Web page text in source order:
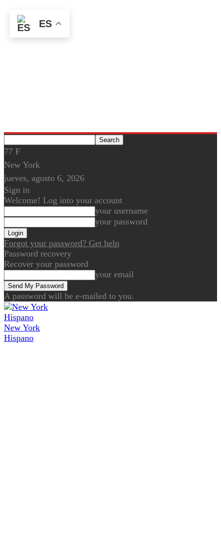
77 F
New York
jueves, agosto 6, 2026
Sign in
Welcome! Log into your account
your username
your password
Forgot your password? Get help
Password recovery
Recover your password
your email
A password will be e-mailed to you.
New York
Hispano
ES